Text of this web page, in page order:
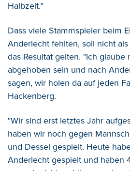
Halbzeit."
Dass viele Stammspieler beim
Anderlecht fehlten, soll nicht
das Resultat gelten. "Ich glaube
abgehoben sein und nach
sagen, wir holen da auf jeden
Hackenberg.
"Wir sind erst letztes Jahr
haben wir noch gegen
und Dessel gespielt. Heute
Anderlecht gespielt und haben